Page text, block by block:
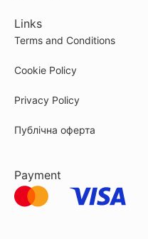
Links
Terms and Conditions
Cookie Policy
Privacy Policy
Публічна оферта
Payment